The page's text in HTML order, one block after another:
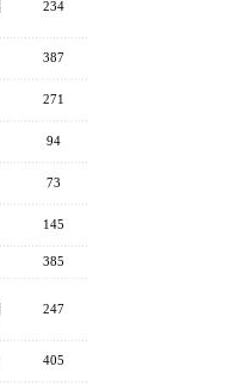
234
387
271
94
73
145
385
247
405